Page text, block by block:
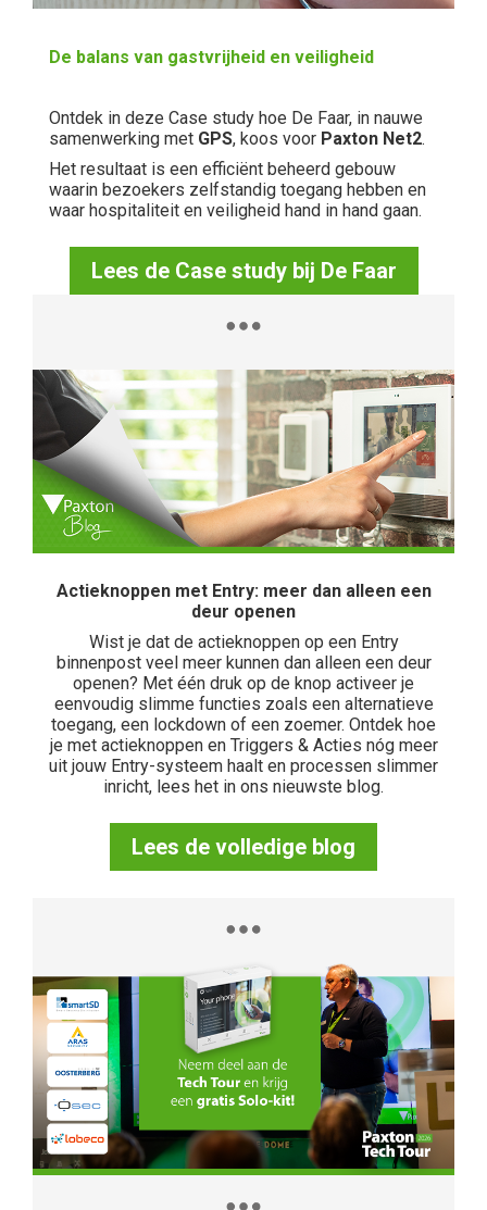
De balans van gastvrijheid en veiligheid
Ontdek in deze Case study hoe De Faar, in nauwe
samenwerking met GPS, koos voor Paxton Net2.
Het resultaat is een efficiënt beheerd gebouw
waarin bezoekers zelfstandig toegang hebben en
waar hospitaliteit en veiligheid hand in hand gaan.
Lees de Case study bij De Faar
Actieknoppen met Entry: meer dan alleen een
deur openen
Wist je dat de actieknoppen op een Entry
binnenpost veel meer kunnen dan alleen een deur
openen? Met één druk op de knop activeer je
eenvoudig slimme functies zoals een alternatieve
toegang, een lockdown of een zoemer. Ontdek hoe
je met actieknoppen en Triggers & Acties nóg meer
uit jouw Entry-systeem haalt en processen slimmer
inricht, lees het in ons nieuwste blog.
Lees de volledige blog